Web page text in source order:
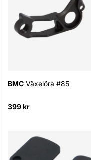
BMC Växelöra #85
399 kr